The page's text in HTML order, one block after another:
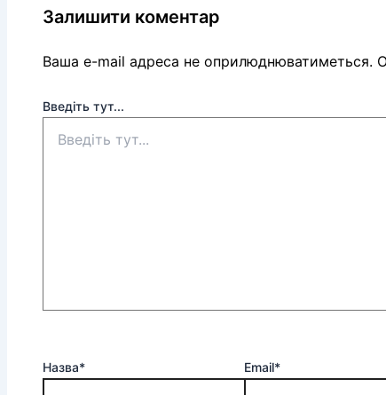
Залишити коментар
Ваша e-mail адреса не оприлюднюватиметься.
Введіть тут...
Назва* Email*